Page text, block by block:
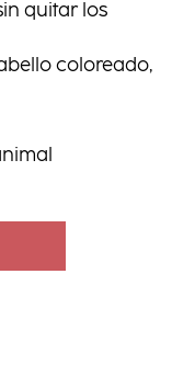
quitar los
coloreado,